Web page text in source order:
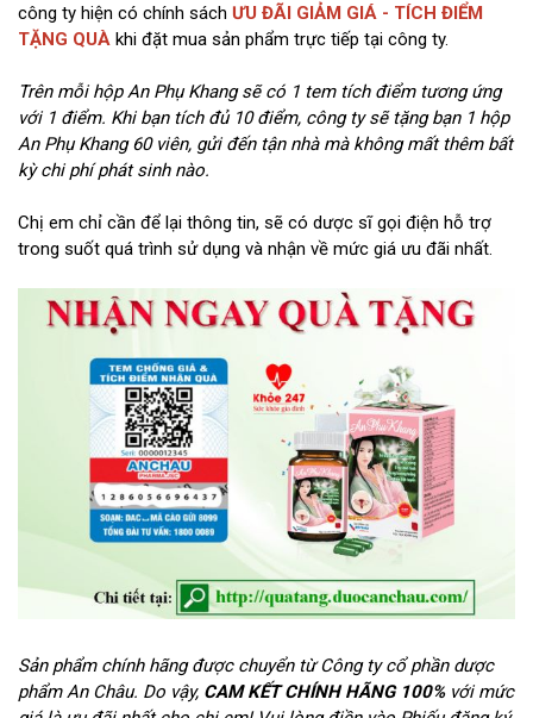
công ty hiện có chính sách ƯU ĐÃI GIẢM GIÁ - TÍCH ĐIỂM
TẶNG QUÀ khi đặt mua sản phẩm trực tiếp tại công ty.
Trên mỗi hộp An Phụ Khang sẽ có 1 tem tích điểm tương ứng
với 1 điểm. Khi bạn tích đủ 10 điểm, công ty sẽ tặng bạn 1 hộp
An Phụ Khang 60 viên, gửi đến tận nhà mà không mất thêm bất
kỳ chi phí phát sinh nào.
Chị em chỉ cần để lại thông tin, sẽ có dược sĩ gọi điện hỗ trợ
trong suốt quá trình sử dụng và nhận về mức giá ưu đãi nhất.
Sản phẩm chính hãng được chuyển từ Công ty cổ phần dược
phẩm An Châu. Do vậy, CAM KẾT CHÍNH HÃNG 100%với mức